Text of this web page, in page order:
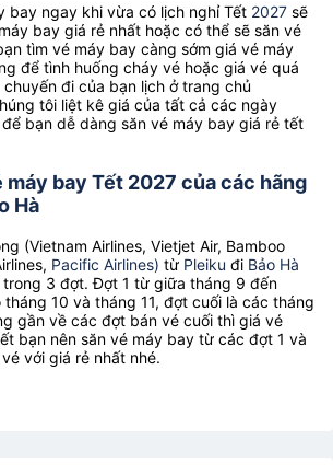
bay ngay khi vừa có lịch nghỉ Tết 2027 sẽ
bay giá rẻ nhất hoặc có thể sẽ săn vé
tìm vé máy bay càng sớm giá vé máy
để tình huống cháy vé hoặc giá vé quá
đi của bạn lịch ở trang chủ
tôi liệt kê giá của tất cả các ngày
bạn dễ dàng săn vé máy bay giá rẻ tết
máy bay Tết 2027 của các hãng
Hà
(Vietnam Airlines, Vietjet Air, Bamboo
Pacific Airlines) từ Pleiku đi Bảo Hà
3 đợt. Đợt 1 từ giữa tháng 9 đến
10 và tháng 11, đợt cuối là các tháng
gần về các đợt bán vé cuối thì giá vé
bạn nên săn vé máy bay từ các đợt 1 và
với giá rẻ nhất nhé.